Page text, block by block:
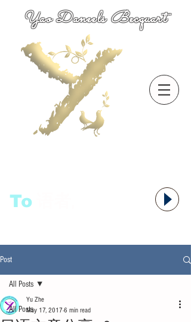
Yao Daneels Becquart
To
Post
All Posts
All Posts
Yu Zhe
May 17, 2017 6 min read